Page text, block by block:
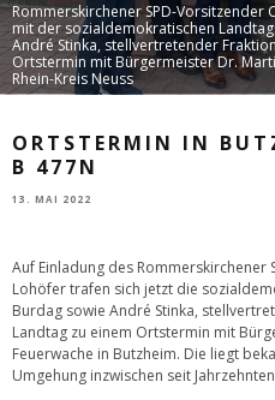
Rommerskirchener SPD-Vorsitzender
mit der sozialdemokratischen
André Stinka, stellvertretender
Ortstermin mit Bürgermeister Dr.
Rhein-Kreis Neuss
ORTSTERMIN IN
B 477N
13. MAI 2022
Auf Einladung des Rommerskirchener
Lohöfer trafen sich jetzt die
Burdag sowie André Stinka,
Landtag zu einem Ortstermin mit
Feuerwache in Butzheim. Die liegt
Umgehung inzwischen seit